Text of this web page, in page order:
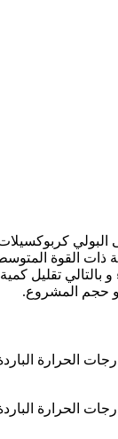
البولي
القوة
تقليل
و حجم المشروع.
الحرارة
الحرارة